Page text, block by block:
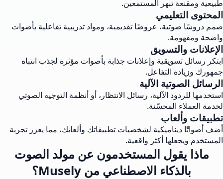
طبيعية ومقنعة تبهر المستمعين.
المحتوى التعليمي
صمم دروسًا صوتية، عروضًا تقديمية، ومواد تدريبية تفاعلية بأصوات
واضحة ومفهومة.
الإعلانات والتسويق
ابتكر رسائل تسويقية وإعلانات جذابة بأصوات مؤثرة لجذب انتباه
جمهورك وزيادة التفاعل.
الرسائل الصوتية الآلية
استخدمها للردود الآلية، رسائل الانتظار، أو أنظمة التوجيه الصوتي
لخدمة العملاء المحسّنة.
تطبيقات وألعاب
أضف أصواتًا ديناميكية لشخصيات تطبيقاتك وألعابك، مما يعزز تجربة
المستخدم ويجعلها أكثر واقعية.
ماذا يقول المستخدمون عن مولد الصوت
بالذكاء الاصطناعي من Musely؟